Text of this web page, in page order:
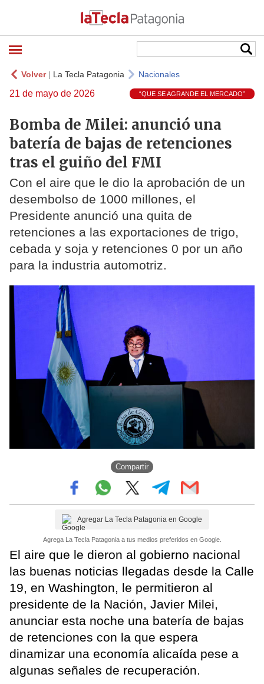
Volver| La Tecla Patagonia Nacionales
21 de mayo de 2026 “QUE SE AGRANDE EL MERCADO”
Bomba de Milei: anunció una
batería de bajas de retenciones
tras el guiño del FMI
Con el aire que le dio la aprobación de un
desembolso de 1000 millones, el
Presidente anunció una quita de
retenciones a las exportaciones de trigo,
cebada y soja y retenciones 0 por un año
para la industria automotriz.
Compartir
Agregar La Tecla Patagonia en Google
Agrega La Tecla Patagonia a tus medios preferidos en Google.
El aire que le dieron al gobierno nacional
las buenas noticias llegadas desde la Calle
19, en Washington, le permitieron al
presidente de la Nación, Javier Milei,
anunciar esta noche una batería de bajas
de retenciones con la que espera
dinamizar una economía alicaída pese a
algunas señales de recuperación.